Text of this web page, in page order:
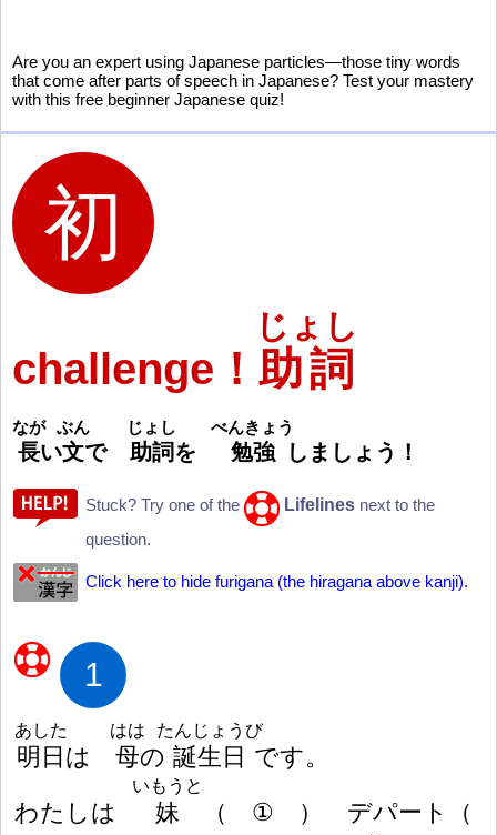
Are you an expert using Japanese particles—those tiny words
that come after parts of speech in Japanese? Test your mastery
with this free beginner Japanese quiz!
challenge！ 助詞
じょし
長
なが
い文
ぶん
で 助詞
じょし
を 勉強
べんきょう
しましょう ！
Stuck? Try one of the Lifelines next to the
question.
Click here to hide furigana (the hiragana above kanji).
1
明 日
あした
は 母
はは
の 誕生 日
たんじょうび
です。
わたしは
妹
いもうと
（ ① ） デパート
（